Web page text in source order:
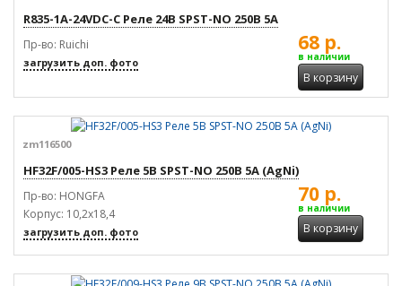
R835-1A-24VDC-C Реле 24В SPST-NO 250В 5А
Пр-во: Ruichi
загрузить доп. фото
68 р.
в наличии
В корзину
zm116500
HF32F/005-HS3 Реле 5В SPST-NO 250В 5А (AgNi)
Пр-во: HONGFA
Корпус: 10,2x18,4
загрузить доп. фото
70 р.
в наличии
В корзину